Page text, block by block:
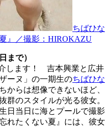
ちばひな
』／撮影：HIROKAZU
まで）
します！ 吉本興業と広井
ーヌ」の一期生のちばひな
らは想像できないほど、
群のスタイルが光る彼女。
日当日に海とプールで撮影
れたくない夏』には、彼女